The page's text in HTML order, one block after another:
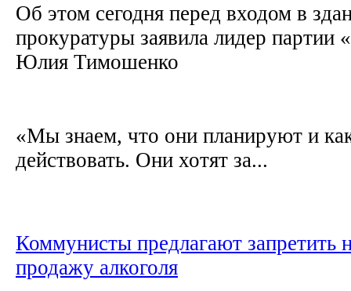
Об этом сегодня перед входом в
прокуратуры заявила лидер партии
Юлия Тимошенко
«Мы знаем, что они планируют и
действовать. Они хотят за...
Коммунисты предлагают запретить
продажу алкоголя